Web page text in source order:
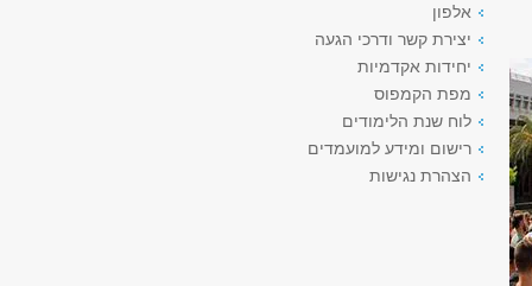
אלפון
יצירת קשר ודרכי הגעה
יחידות אקדמיות
מפת הקמפוס
לוח שנת הלימודים
רישום ומידע למועמדים
הצהרת נגישות